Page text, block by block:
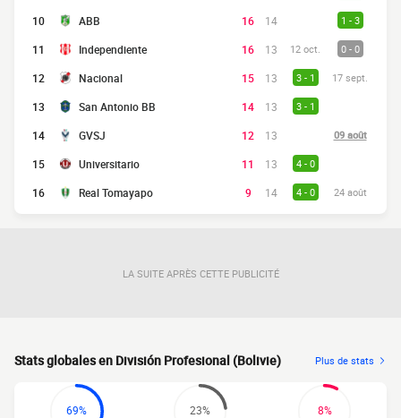
10 ABB 16 14 1 - 3
11 Independiente 16 13 12 oct. 0 - 0
12 Nacional 15 13 3 - 1 17 sept.
13 San Antonio BB 14 13 3 - 1
14 GVSJ 12 13 09 août
15 Universitario 11 13 4 - 0
16 Real Tomayapo 9 14 4 - 0 24 août
LA SUITE APRÈS CETTE PUBLICITÉ
Stats globales en División Profesional (Bolivie) Plus de stats
69% 23% 8%